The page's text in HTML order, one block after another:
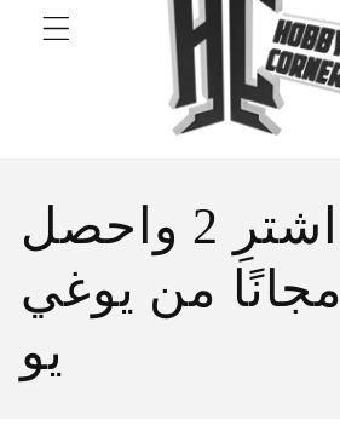
م
ج
م
عرض اشترِ 2 واحصل
على 3 مجانًا من يوغي
يو